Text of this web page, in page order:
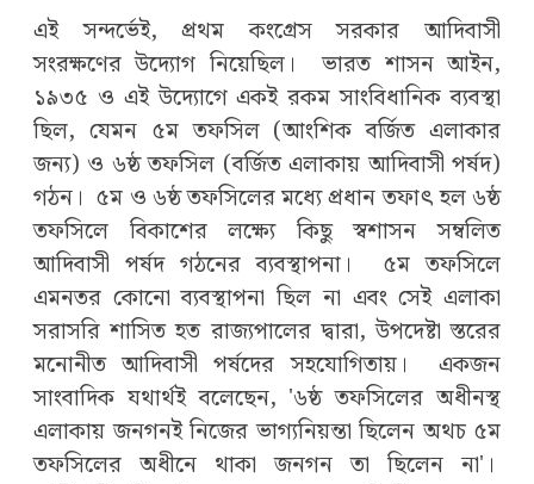
এই সন্দর্ভেই, প্রথম কংগ্রেস সরকার আদিবাসী
সংরক্ষণের উদ্যোগ নিয়েছিল। ভারত শাসন আইন,
১৯৩৫ ও এই উদ্যোগে একই রকম সাংবিধানিক ব্যবস্থা
ছিল, যেমন ৫ম তফসিল (আংশিক বর্জিত এলাকার
জন্য) ও ৬ষ্ঠ তফসিল (বর্জিত এলাকায় আদিবাসী পর্ষদ)
গঠন। ৫ম ও ৬ষ্ঠ তফসিলের মধ্যে প্রধান তফাৎ হল ৬ষ্ঠ
তফসিলে বিকাশের লক্ষ্যে কিছু স্বশাসন সম্বলিত
আদিবাসী পর্ষদ গঠনের ব্যবস্থাপনা। ৫ম তফসিলে
এমনতর কোনো ব্যবস্থাপনা ছিল না এবং সেই এলাকা
সরাসরি শাসিত হত রাজ্যপালের দ্বারা, উপদেষ্টা স্তরের
মনোনীত আদিবাসী পর্ষদের সহযোগিতায়। একজন
সাংবাদিক যথার্থই বলেছেন, '৬ষ্ঠ তফসিলের অধীনস্থ
এলাকায় জনগনই নিজের ভাগ্যনিয়ন্তা ছিলেন অথচ ৫ম
তফসিলের অধীনে থাকা জনগন তা ছিলেন না'।